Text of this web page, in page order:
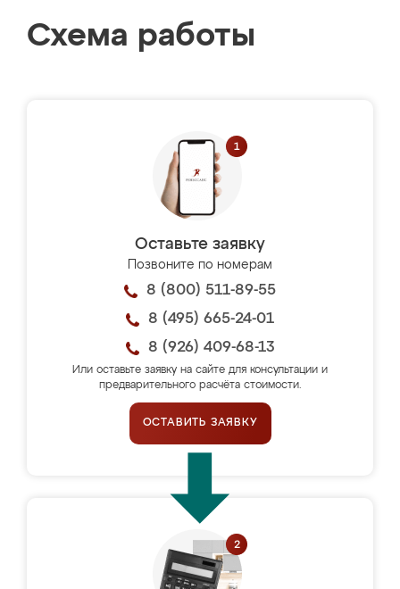
Схема работы
Оставьте заявку
Позвоните по номерам
8 (800) 511-89-55
8 (495) 665-24-01
8 (926) 409-68-13
Или оставьте заявку на сайте для консультации и
предварительного расчёта стоимости.
ОСТАВИТЬ ЗАЯВКУ